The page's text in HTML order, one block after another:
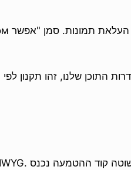
התוכן שלנו, זהו תקנון